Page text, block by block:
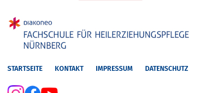
STARTSEITE KONTAKT IMPRESSUM DATENSCHUTZ